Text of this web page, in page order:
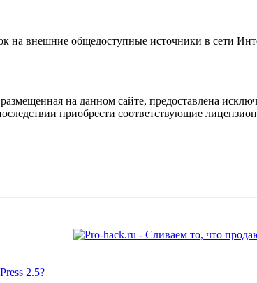
на внешние общедоступные источники в сети
на данном сайте, предоставлена
приобрести соответствующие
2.5?